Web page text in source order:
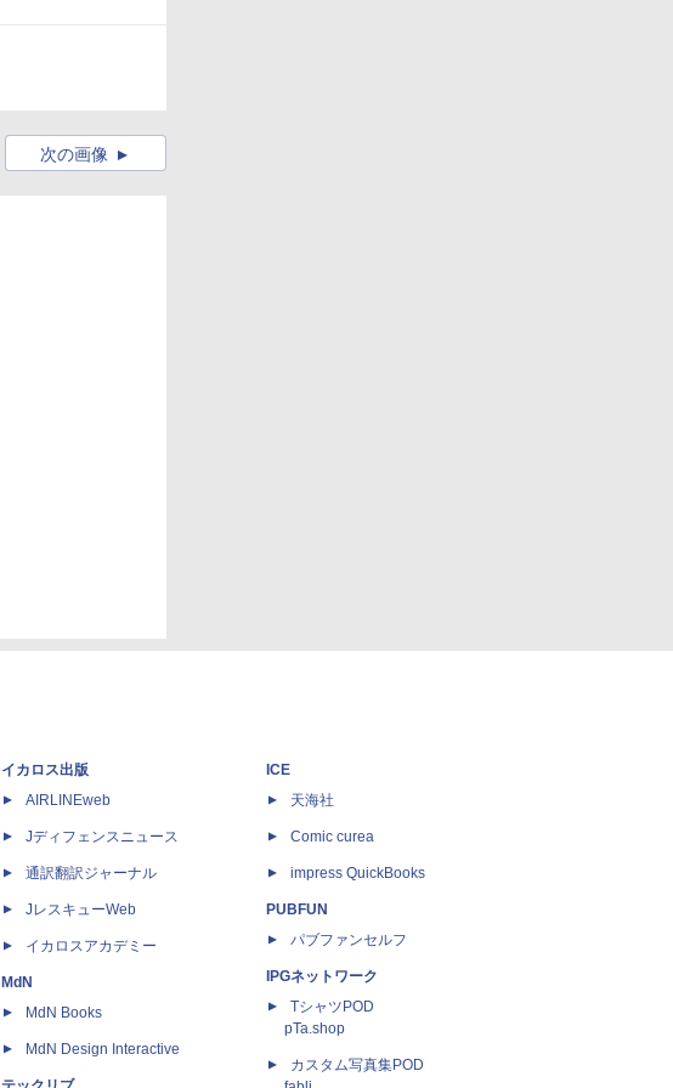
次の画像
イカロス出版
AIRLINEweb
Jディフェンスニュース
通訳翻訳ジャーナル
JレスキューWeb
イカロスアカデミー
MdN
MdN Books
MdN Design Interactive
ICE
天海社
Comic curea
impress QuickBooks
PUBFUN
パブファンセルフ
IPGネットワーク
TシャツPOD
pTa.shop
カスタム写真集POD